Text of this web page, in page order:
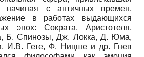
начиная с античных времен,
в работах выдающихся
эпох: Сократа, Аристотеля,
Б. Спинозы, Дж. Локка, Д. Юма,
И.В. Гете, Ф. Ницше и др. Гнев